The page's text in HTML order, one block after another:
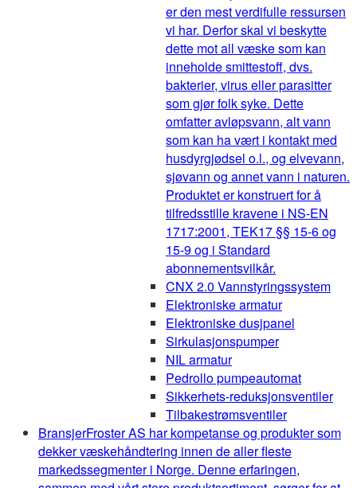
er den mest verdifulle ressursen
vi har. Derfor skal vi beskytte
dette mot all væske som kan
inneholde smittestoff, dvs.
bakterier, virus eller parasitter
som gjør folk syke. Dette
omfatter avløpsvann, alt vann
som kan ha vært i kontakt med
husdyrgjødsel o.l., og elvevann,
sjøvann og annet vann i naturen.
Produktet er konstruert for å
tilfredsstille kravene i NS-EN
1717:2001, TEK17 §§ 15-6 og
15-9 og i Standard
abonnementsvilkår.
CNX 2.0 Vannstyringssystem
Elektroniske armatur
Elektroniske dusjpanel
Sirkulasjonspumper
NIL armatur
Pedrollo pumpeautomat
Sikkerhets-reduksjonsventiler
Tilbakestrømsventiler
BransjerFroster AS har kompetanse og produkter som
dekker væskehåndtering innen de aller fleste
markedssegmenter i Norge. Denne erfaringen,